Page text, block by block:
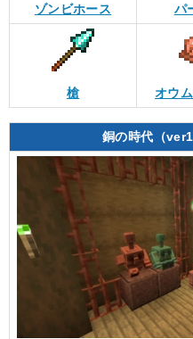
ゾンビホース パ
槍 オウ
銅の時代（